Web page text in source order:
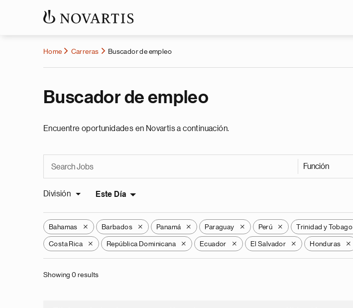
Home Carreras Buscador de empleo
Buscador de empleo
Encuentre oportunidades en Novartis a continuación.
Función
División Este Día
Bahamas X Barbados X Panamá X Paraguay X Perú X Trinidad y Tobago
Costa Rica X República Dominicana X Ecuador X El Salvador X Honduras X
Showing 0 results